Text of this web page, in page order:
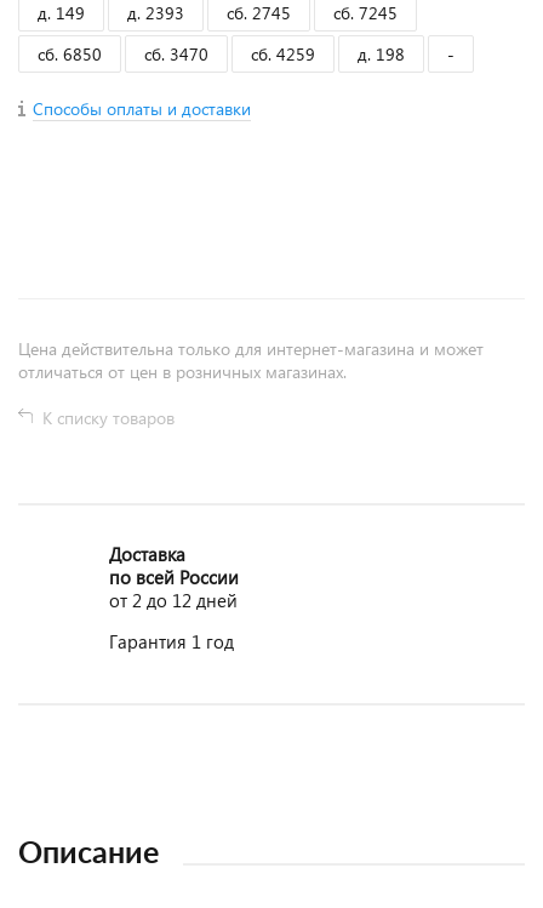
д. 149
д. 2393 сб. 2745
сб. 7245
сб. 6850
сб. 3470 сб. 4259 д. 198 -
Способы оплаты и доставки
Цена действительна только для интернет-магазина и может
отличаться от цен в розничных магазинах.
К списку товаров
Доставка
по всей России
от 2 до 12 дней
Гарантия 1 год
Описание